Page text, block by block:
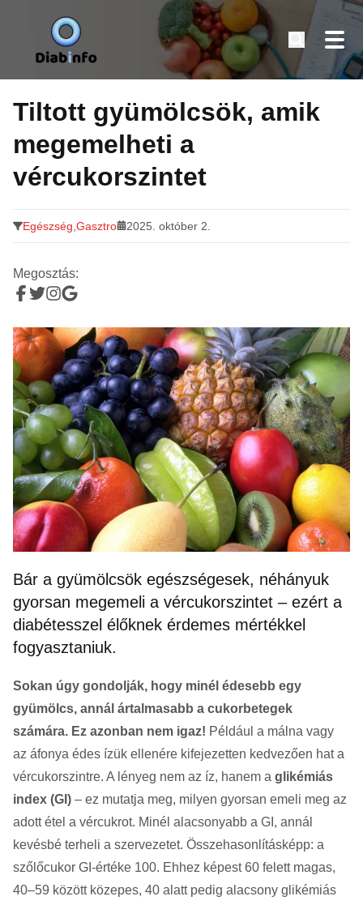
Tovább
tartalomra
Diabinfo.hu – Információk cukorbetegeknek
Tiltott gyümölcsök, amik
megemelheti a
vércukorszintet
Egészség Gasztro 2025. október 2.
Megosztás:
Bár a gyümölcsök egészségesek, néhányuk
gyorsan megemeli a vércukorszintet – ezért a
diabétesszel élőknek érdemes mértékkel
fogyasztaniuk.
Sokan úgy gondolják, hogy minél édesebb egy
gyümölcs, annál ártalmasabb a cukorbetegek
számára. Ez azonban nem igaz! Például a málna vagy
az áfonya édes ízük ellenére kifejezetten kedvezően hat a
vércukorszintre. A lényeg nem az íz, hanem a glikémiás
index (GI) – ez mutatja meg, milyen gyorsan emeli meg az
adott étel a vércukrot. Minél alacsonyabb a GI, annál
kevésbé terheli a szervezetet. Összehasonlításképp: a
szőlőcukor GI-értéke 100. Ehhez képest 60 felett magas,
40–59 között közepes, 40 alatt pedig alacsony glikémiás